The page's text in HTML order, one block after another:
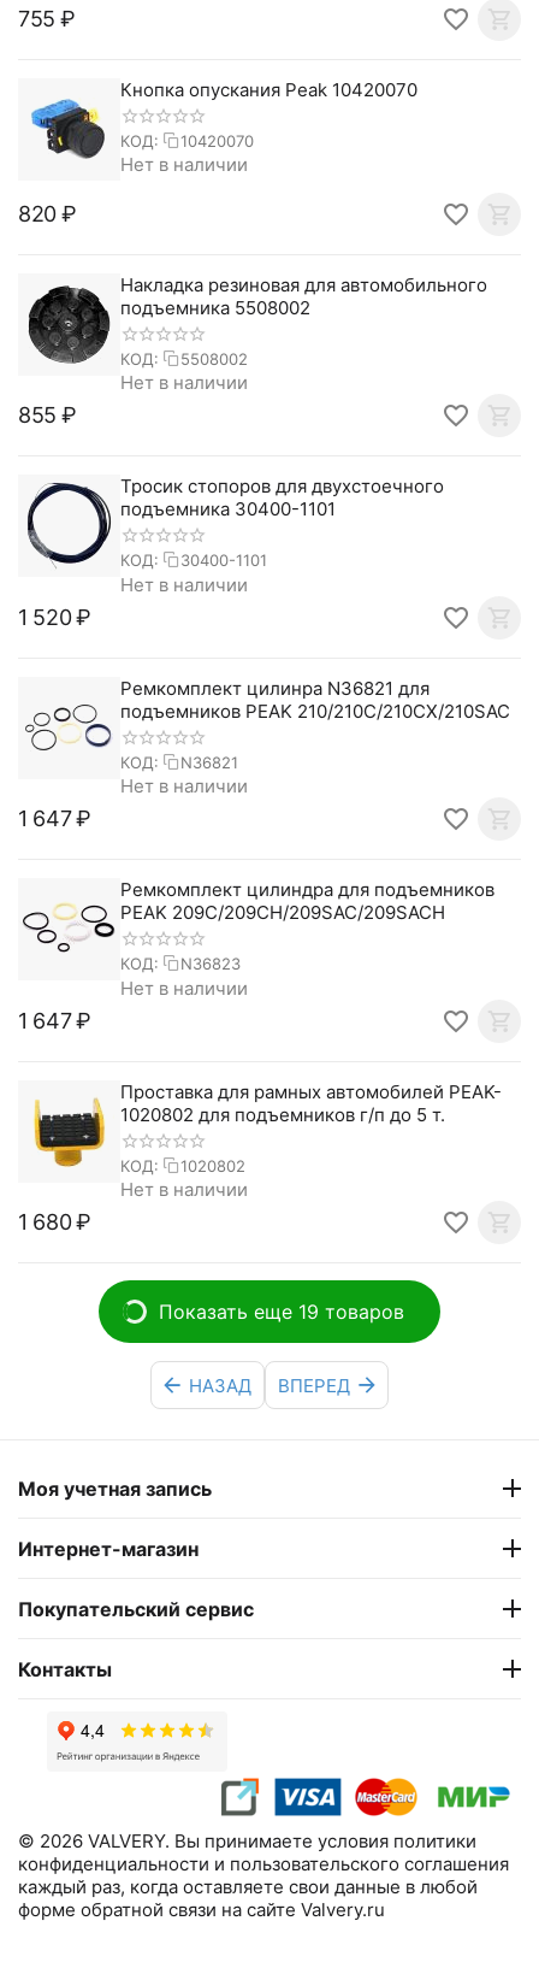
‍755‍ ₽
Кнопка опускания Peak 10420070
КОД: 10420070
Нет в наличии
‍820‍₽
Накладка резиновая для автомобильного
подъемника 5508002
КОД: 5508002
Нет в наличии
‍855‍ ₽
Тросик стопоров для двухстоечного
подъемника 30400-1101
КОД: 30400-1101
Нет в наличии
1 520₽
Ремкомплект цилинра N36821 для
подъемников PEAK 210/210C/210CX/210SAC
КОД: N36821
Нет в наличии
1 647₽
Ремкомплект цилиндра для подъемников
PEAK 209C/209CH/209SAC/209SACH
КОД: N36823
Нет в наличии
1 647₽
Проставка для рамных автомобилей PEAK-
1020802 для подъемников г/п до 5 т.
КОД: 1020802
Нет в наличии
1 680₽
Показать еще 19 товаров
НАЗАД ВПЕРЕД
Моя учетная запись
Интернет-магазин
Покупательский сервис
Контакты
© 2026 VALVERY. Вы принимаете условия политики
конфиденциальности и пользовательского соглашения
каждый раз, когда оставляете свои данные в любой
форме обратной связи на сайте Valvery.ru